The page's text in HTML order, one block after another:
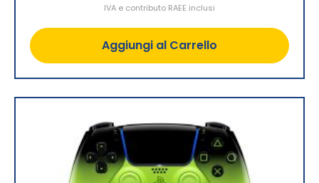
IVA e contributo RAEE inclusi
Aggiungi al Carrello